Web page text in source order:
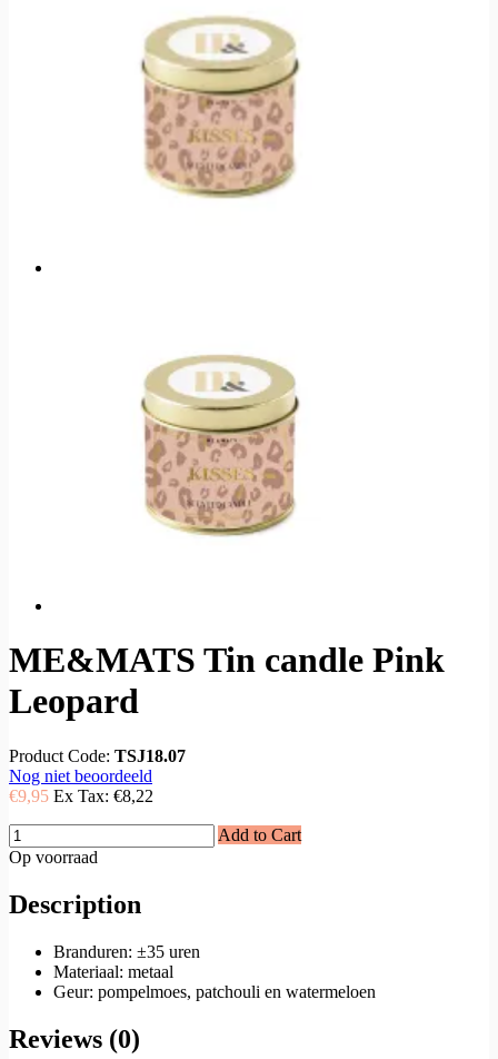
ME&MATS Tin candle Pink
Leopard
Product Code: TSJ18.07
Nog niet beoordeeld
€9,95 Ex Tax: €8,22
Add to Cart
Op voorraad
Description
Branduren: ±35 uren
Materiaal: metaal
Geur: pompelmoes, patchouli en watermeloen
Reviews (0)